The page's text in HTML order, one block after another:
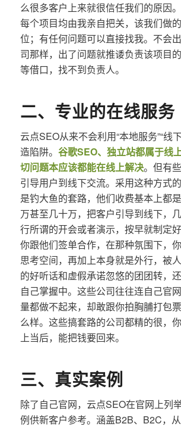
么很多客户上来就很信任我们的原因。
每个项目均由我亲自把关，该我们做
位；有任何问题可以直接找我。不会
司那样，出了问题就推诿负责该项目
等借口，找不到负责人。
二、专业的在线服务
云点SEO从来不会利用“本地服务”“线
造陷阱。 谷歌SEO、独立站都属于线
切问题本应该都能在线上解决。但有
引导用户到线下交流。采用这种方式
是钓大鱼的套路，他们收费基本上都
万甚至几十万，把客户引导到线下，
行所谓的开会或者演示，按早就制定
你跟他们签单合作，在那种氛围下，
思考空间，再加上本身就是外行，被
的好听话和虚假承诺忽悠的团团转，
自己掌握中。这些公司往往连自己官
量都做不起来，却敢跟你拍胸脯打包
么样。这些搞套路的公司都精的很，
上当后，能把钱要回来。
三、真实案例
除了自己官网，云点SEO在官网上列
例供新客户参考。涵盖B2B、B2C，